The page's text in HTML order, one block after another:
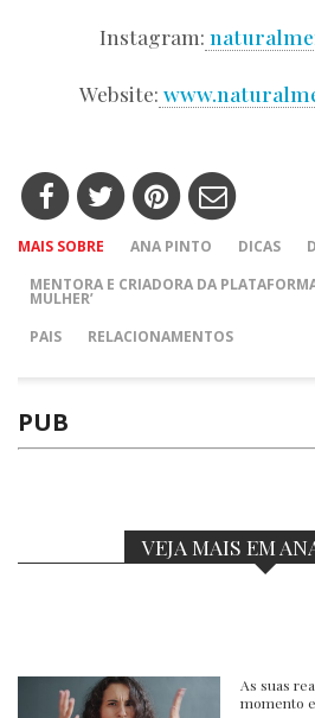
Instagram:
Website:
MAIS SOBRE ANA PINTO DICAS
MENTORA E CRIADORA DA
MULHER’
PAIS
RELACIONAMENTOS
PUB
VEJA MAIS EM
As suas
momento